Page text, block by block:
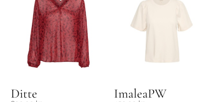
Ditte ImaleaPW